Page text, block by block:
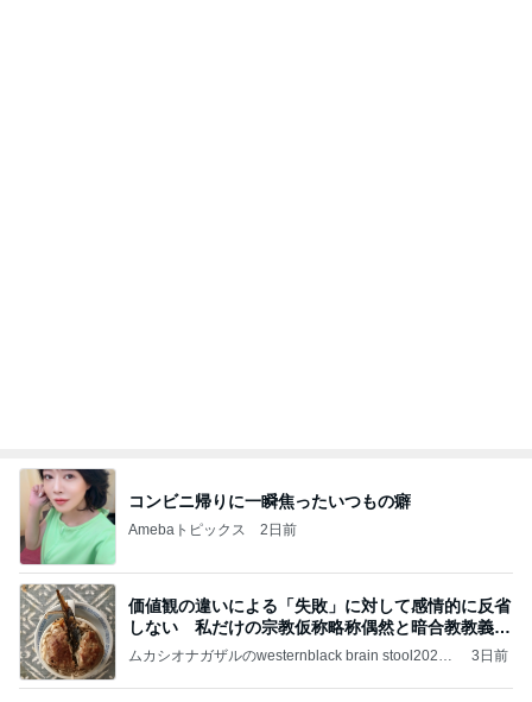
コンビニ帰りに一瞬焦ったいつもの癖
Amebaトピックス 2日前
価値観の違いによる「失敗」に対して感情的に反省
しない 私だけの宗教仮称略称偶然と暗合教教義候
補
ムカシオナガザルのwesternblack brain stool2024
ガザル
3日前